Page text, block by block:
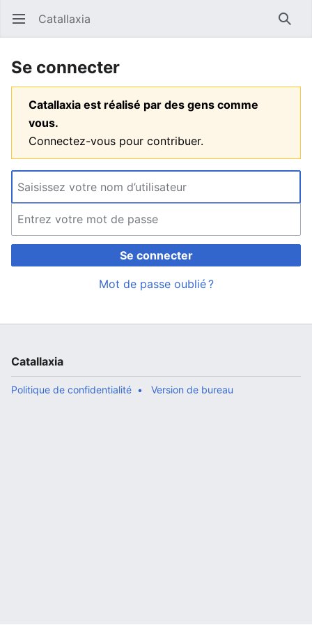
Ouvrir le menu principal Catallaxia
Se connecter
Catallaxia est réalisé par des gens comme
vous.
Connectez-vous pour contribuer.
Se connecter
Mot de passe oublié ?
Catallaxia
Politique de confidentialité Version de bureau